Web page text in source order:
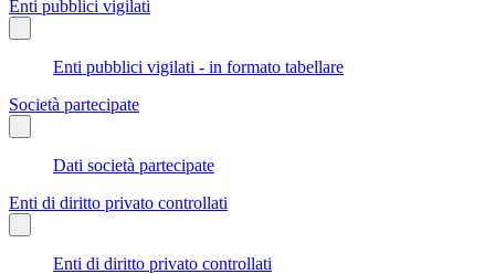
Enti pubblici vigilati
Enti pubblici vigilati - in formato tabellare
Società partecipate
Dati società partecipate
Enti di diritto privato controllati
Enti di diritto privato controllati